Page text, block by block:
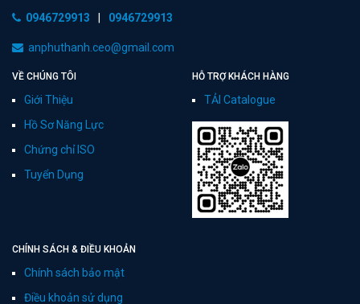
0946729913 0946729913
anphuthanh.ceo@gmail.com
VỀ CHÚNG TÔI
Giới Thiệu
Hồ Sơ Năng Lực
Chứng chỉ ISO
Tuyển Dụng
HỖ TRỢ KHÁCH HÀNG
TẢI Catalogue
CHÍNH SÁCH & ĐIỀU KHOẢN
Chính sách bảo mật
Điều khoản sử dụng